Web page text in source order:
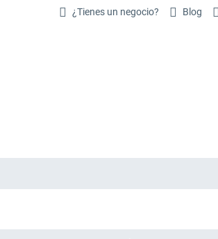
¿Tienes un negocio? Blog